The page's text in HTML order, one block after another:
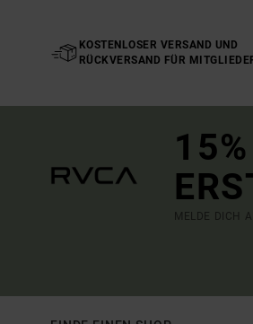
KOSTENLOSER VERSAND UND
RÜCKVERSAND FÜR
MELDE DICH